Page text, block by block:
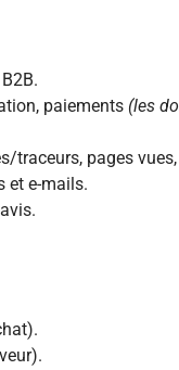
paiements (les
traceurs, pages
et e-mails.